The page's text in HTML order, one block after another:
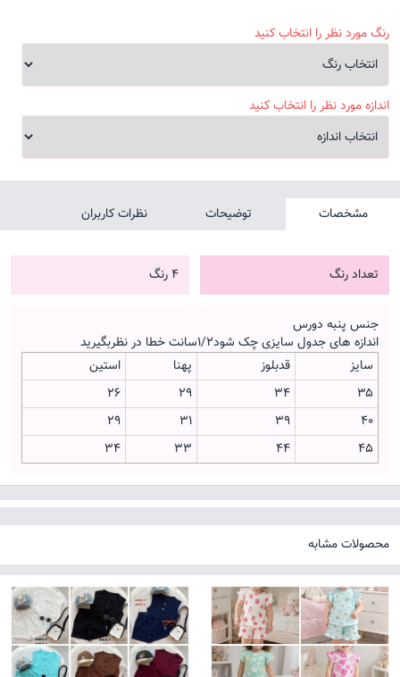
رنگ مورد نظر را انتخاب کنید
اندازه مورد نظر را انتخاب کنید
مشخصات توضیحات نظرات کاربران
تعداد رنگ 4 رنگ
جنس پنبه دورس
اندازه های جدول سایزی چک شود۱/۲سانت خطا در نظربگیرید
سایز
قدبلوز پهنا
استین
۳۵
۳۴ 29
26
۴۰
۳۹ 31
29
۴۵
44
33
34
محصولات مشابه